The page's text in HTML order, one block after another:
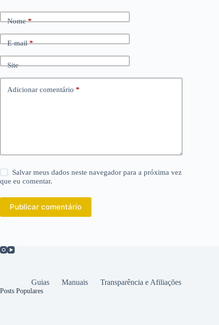
Nome*
E-mail*
Site
Adicionar comentário *
Salvar meus dados neste navegador para a próxima vez
que eu comentar.
Publicar comentário
Guias Manuais Transparência e Afiliações
Posts Populares